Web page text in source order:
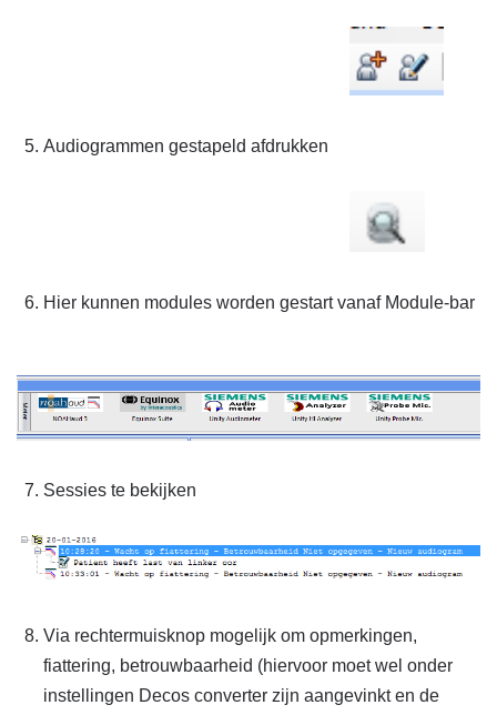
Audiogrammen gestapeld afdrukken
Hier kunnen modules worden gestart vanaf Module-bar
Sessies te bekijken
Via rechtermuisknop mogelijk om opmerkingen,
fiattering, betrouwbaarheid (hiervoor moet wel onder
instellingen Decos converter zijn aangevinkt en de